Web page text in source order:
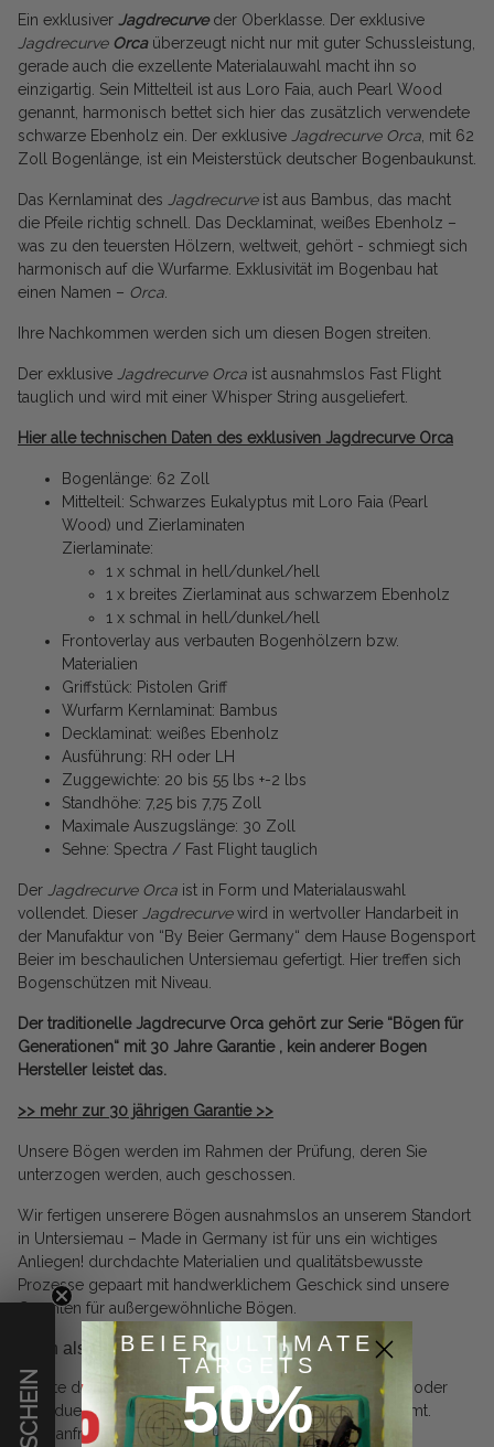
Ein exklusiver Jagdrecurve der Oberklasse. Der exklusive
Jagdrecurve Orca überzeugt nicht nur mit guter Schussleistung,
gerade auch die exzellente Materialauwahl macht ihn so
einzigartig. Sein Mittelteil ist aus Loro Faia, auch Pearl Wood
genannt, harmonisch bettet sich hier das zusätzlich verwendete
schwarze Ebenholz ein. Der exklusive Jagdrecurve Orca, mit 62
Zoll Bogenlänge, ist ein Meisterstück deutscher Bogenbaukunst.
Das Kernlaminat des Jagdrecurve ist aus Bambus, das macht
die Pfeile richtig schnell. Das Decklaminat, weißes Ebenholz –
was zu den teuersten Hölzern, weltweit, gehört - schmiegt sich
harmonisch auf die Wurfarme. Exklusivität im Bogenbau hat
einen Namen – Orca.
Ihre Nachkommen werden sich um diesen Bogen streiten.
Der exklusive Jagdrecurve Orca ist ausnahmslos Fast Flight
tauglich und wird mit einer Whisper String ausgeliefert.
Hier alle technischen Daten des exklusiven Jagdrecurve Orca
Bogenlänge: 62 Zoll
Mittelteil: Schwarzes Eukalyptus mit Loro Faia (Pearl
Wood) und Zierlaminaten
Zierlaminate:
1 x schmal in hell/dunkel/hell
1 x breites Zierlaminat aus schwarzem Ebenholz
1 x schmal in hell/dunkel/hell
Frontoverlay aus verbauten Bogenhölzern bzw.
Materialien
Griffstück: Pistolen Griff
Wurfarm Kernlaminat: Bambus
Decklaminat: weißes Ebenholz
Ausführung: RH oder LH
Zuggewichte: 20 bis 55 lbs +-2 lbs
Standhöhe: 7,25 bis 7,75 Zoll
Maximale Auszugslänge: 30 Zoll
Sehne: Spectra / Fast Flight tauglich
Der Jagdrecurve Orca ist in Form und Materialauswahl
vollendet. Dieser Jagdrecurvewird in wertvoller Handarbeit in
der Manufaktur von “By Beier Germany“ dem Hause Bogensport
Beier im beschaulichen Untersiemau gefertigt. Hier treffen sich
Bogenschützen mit Niveau.
Der traditionelle Jagdrecurve Orca gehört zur Serie “Bögen für
Generationen“ mit 30 Jahre Garantie , kein anderer Bogen
Hersteller leistet das.
>> mehr zur 30 jährigen Garantie >>
Unsere Bögen werden im Rahmen der Prüfung, deren Sie
unterzogen werden, auch geschossen.
Wir fertigen unserere Bögen ausnahmslos an unserem Standort
in Untersiemau – Made in Germany ist für uns ein wichtiges
Anliegen! durchdachte Materialien und qualitätsbewusste
Prozesse gepaart mit handwerklichem Geschick sind unsere
Garanten für außergewöhnliche Bögen.
Auch als Custombogen verfügbar!
Erhalte deinen Custombogen
mit Wunsch-Zuggewicht oder
individueller Auszugslänge – perfekt auf dich abgestimmt.
Jetzt anfragen und ein persönliches Angebot erhalten!
BEIER ULTIMATE
TARGETS
50%